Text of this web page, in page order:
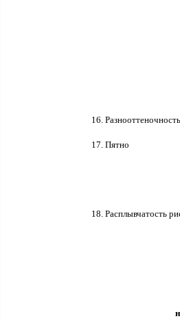
16. Разнооттеночность
17. Пятно
18. Расплывчатость